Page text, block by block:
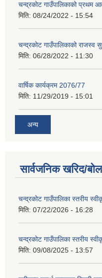
चन्द्रकोट गाउँपालिकाको प्रथम
मिति: 08/24/2022 - 15:54
चन्द्रकोट गाउँपालिकाको राजस्व
मिति: 06/28/2022 - 11:30
वार्षिक कार्यक्रम 2076/77
मिति: 11/29/2019 - 15:01
अन्य
सार्वजनिक खरिद/
चन्द्रकोट गाउँपालिका स्तरीय
मिति: 07/22/2026 - 16:28
चन्द्रकोट गाउँपालिका स्तरीय
मिति: 09/08/2025 - 13:57